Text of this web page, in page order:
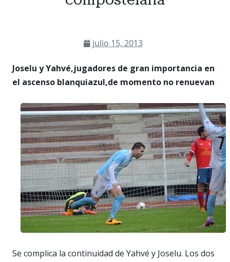
julio 15, 2013
Joselu y Yahvé,jugadores de gran importancia en
el ascenso blanquiazul,de momento no renuevan
Se complica la continuidad de Yahvé y Joselu. Los dos